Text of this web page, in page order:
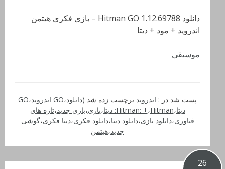
دانلود Hitman GO 1.12.69788 – بازی فکری هیتمن
اندروید + مود + دیتا
موسیقی
پست شد در : اندروید برچسب زده شد (دانلود،GO اندروید ،GO
دیتا، Hitman: +،Hitman: دیتا ،بازی،بازی جدید،تازه های
فناوری،دانلود بازی،دانلود دیتا،دانلود فکری،دیتا فکری،گوشی
جدید،هیتمن
26